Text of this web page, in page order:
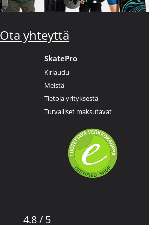
Ota yhteyttä
SkatePro
Kirjaudu
Meistä
Tietoja yrityksestä
Turvalliset maksutavat
4.8 / 5